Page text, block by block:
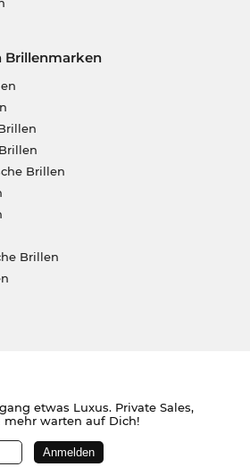
Brillenmarken
Brillen
Brillen
etwas Luxus. Private Sales,
warten auf Dich!